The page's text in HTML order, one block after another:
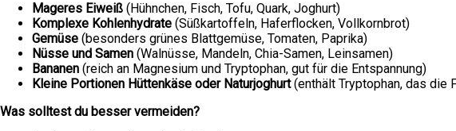
Mageres Eiweiß (Hühnchen, Fisch, Tofu, Quark, Joghurt)
Komplexe Kohlenhydrate (Süßkartoffeln, Haferflocken, Vollkornbrot)
Gemüse (besonders grünes Blattgemüse, Tomaten, Paprika)
Nüsse und Samen (Walnüsse, Mandeln, Chia-Samen, Leinsamen)
Bananen (reich an Magnesium und Tryptophan, gut für die Entspannung)
Kleine Portionen Hüttenkäse oder Naturjoghurt(enthält Tryptophan, das die
Was solltest du besser vermeiden?